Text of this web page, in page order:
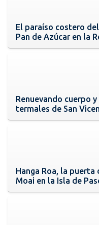
El paraíso costero
Pan de Azúcar en la
Renuevando cuerpo
termales de San
Hanga Roa, la
Moai en la Isla de